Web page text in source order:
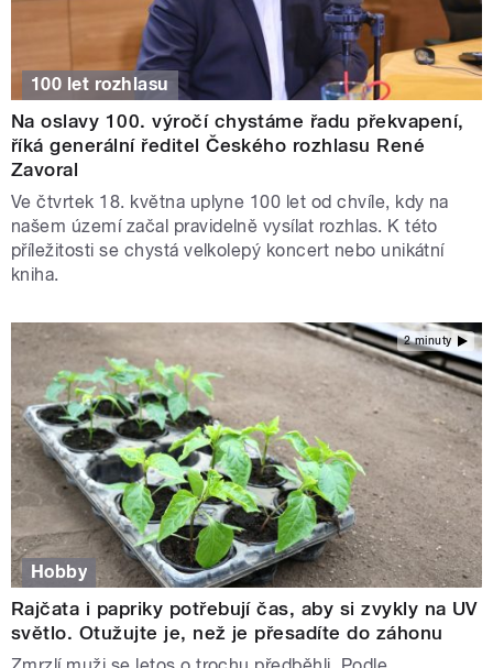
100 let rozhlasu
Na oslavy 100. výročí chystáme řadu překvapení,
říká generální ředitel Českého rozhlasu René
Zavoral
Ve čtvrtek 18. května uplyne 100 let od chvíle, kdy na
našem území začal pravidelně vysílat rozhlas. K této
příležitosti se chystá velkolepý koncert nebo unikátní
kniha.
2 minuty
Hobby
Rajčata i papriky potřebují čas, aby si zvykly na UV
světlo. Otužujte je, než je přesadíte do záhonu